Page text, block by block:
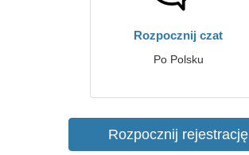
Rozpocznij czat
Po Polsku
Rozpocznij rejestrację